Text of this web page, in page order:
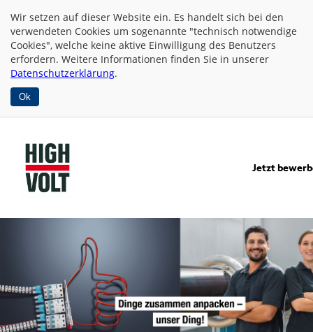
Wir setzen auf dieser Website ein. Es handelt sich bei den
verwendeten Cookies um sogenannte "technisch notwendige
Cookies", welche keine aktive Einwilligung des Benutzers
erfordern. Weitere Informationen finden Sie in unserer
Datenschutzerklärung.
Ok
Jetzt